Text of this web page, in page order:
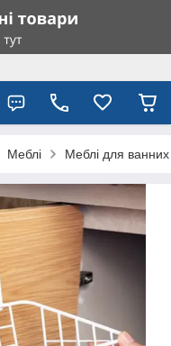
Меблі Меблі для ванних